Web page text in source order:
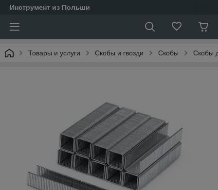
Инструмент из Польши
Товары и услуги Скобы и гвозди Скобы Скобы